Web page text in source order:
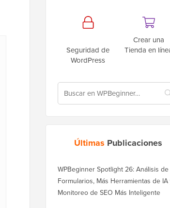
Seguridad de
WordPress
Crear una
Tienda en
Últimas Publicaciones
WPBeginner Spotlight 26: Análisis de
Formularios, Más Herramientas de IA
Monitoreo de SEO Más Inteligente